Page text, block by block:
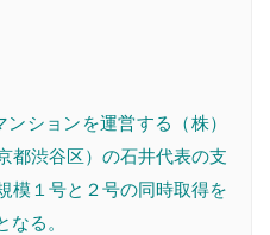
ションを運営する（株）
都渋谷区）の石井代表の支
模１号と２号の同時取得を
る。